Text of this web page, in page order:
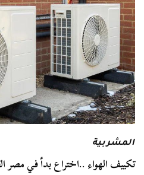
المشربية
تكييف الهواء ..اختراع بدأ في مصر